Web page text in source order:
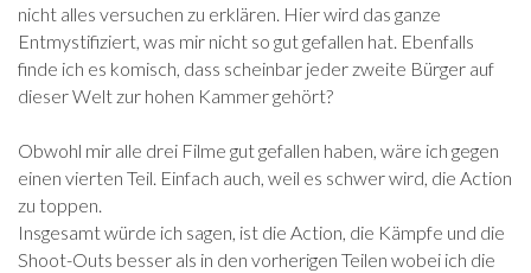
nicht alles versuchen zu erklären. Hier wird das ganze
Entmystifiziert, was mir nicht so gut gefallen hat. Ebenfalls
finde ich es komisch, dass scheinbar jeder zweite Bürger auf
dieser Welt zur hohen Kammer gehört?
Obwohl mir alle drei Filme gut gefallen haben, wäre ich gegen
einen vierten Teil. Einfach auch, weil es schwer wird, die Action
zu toppen.
Insgesamt würde ich sagen, ist die Action, die Kämpfe und die
Shoot-Outs besser als in den vorherigen Teilen wobei ich die